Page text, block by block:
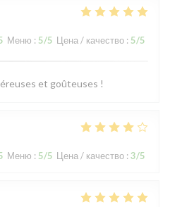
Меню : 5/5 Цена / качество : 5/5
et goûteuses !
Меню : 5/5 Цена / качество : 3/5